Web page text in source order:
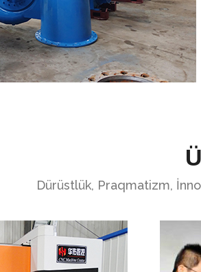
Dürüstlük, Praqmatizm,